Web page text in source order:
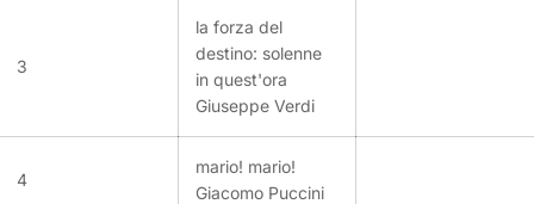
3
la forza del
destino: solenne
in quest'ora
Giuseppe Verdi
4
mario! mario!
Giacomo Puccini